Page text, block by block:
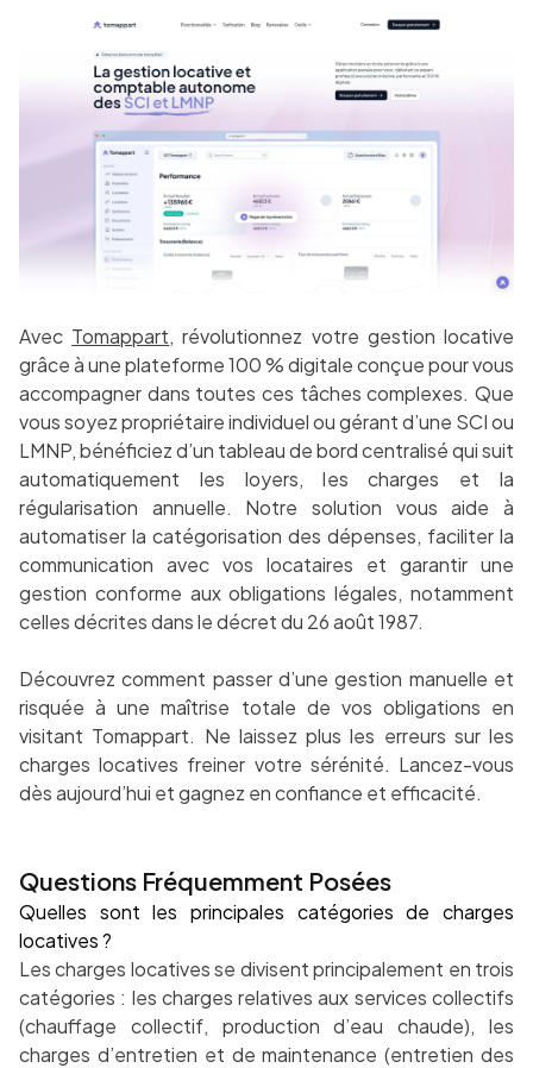
Avec Tomappart, révolutionnez votre gestion locative
grâce à une plateforme 100 % digitale conçue pour vous
accompagner dans toutes ces tâches complexes. Que
vous soyez propriétaire individuel ou gérant d’une SCI ou
LMNP, bénéficiez d’un tableau de bord centralisé qui suit
automatiquement les loyers, les charges et la
régularisation annuelle. Notre solution vous aide à
automatiser la catégorisation des dépenses, faciliter la
communication avec vos locataires et garantir une
gestion conforme aux obligations légales, notamment
celles décrites dans le décret du 26 août 1987.
Découvrez comment passer d’une gestion manuelle et
risquée à une maîtrise totale de vos obligations en
visitant Tomappart. Ne laissez plus les erreurs sur les
charges locatives freiner votre sérénité. Lancez-vous
dès aujourd’hui et gagnez en confiance et efficacité.
Questions Fréquemment Posées
Quelles sont les principales catégories de charges
locatives ?
Les charges locatives se divisent principalement en trois
catégories : les charges relatives aux services collectifs
(chauffage collectif, production d’eau chaude), les
charges d’entretien et de maintenance (entretien des